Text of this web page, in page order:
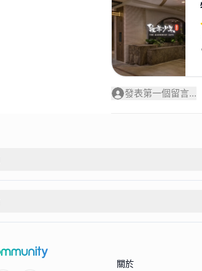
發表第一個留言...
關於